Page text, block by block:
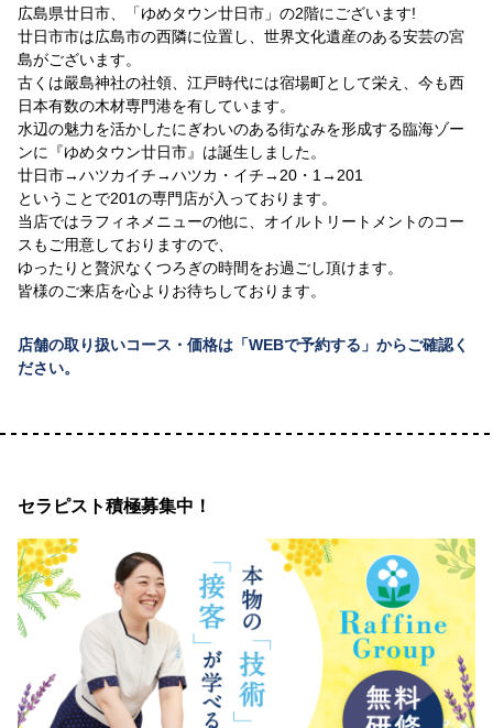
広島県廿日市、「ゆめタウン廿日市」の2階にございます!
廿日市市は広島市の西隣に位置し、世界文化遺産のある安芸の宮
島がございます。
古くは嚴島神社の社領、江戸時代には宿場町として栄え、今も西
日本有数の木材専門港を有しています。
水辺の魅力を活かしたにぎわいのある街なみを形成する臨海ゾー
ンに『ゆめタウン廿日市』は誕生しました。
廿日市→ハツカイチ→ハツカ・イチ→20・1→201
ということで201の専門店が入っております。
当店ではラフィネメニューの他に、オイルトリートメントのコー
スもご用意しておりますので、
ゆったりと贅沢なくつろぎの時間をお過ごし頂けます。
皆様のご来店を心よりお待ちしております。
店舗の取り扱いコース・価格は「WEBで予約する」からご確認く
ださい。
セラピスト積極募集中！